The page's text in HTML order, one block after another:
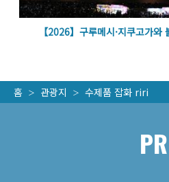
【2026】구루메시·지쿠고가
홈 관광지 수제품 잡화 riri
PR